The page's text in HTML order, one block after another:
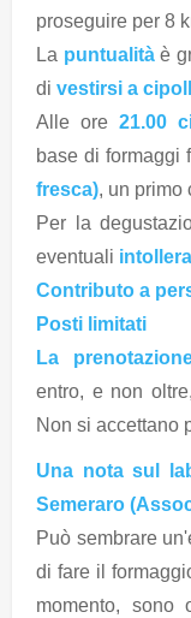
proseguire per 8
La puntualitàè
di vestirsi a
Alle ore 21.00
base di formaggi
fresca), un primo
Per la
eventuali
Contributo a
Posti limitati
La
entro, e non
Non si accettano
Una nota sul
Semeraro
Può sembrare
di fare il
momento, sono